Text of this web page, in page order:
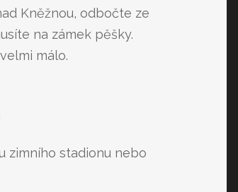
Kněžnou, odbočte ze
na zámek pěšky.
málo.
zimního stadionu nebo